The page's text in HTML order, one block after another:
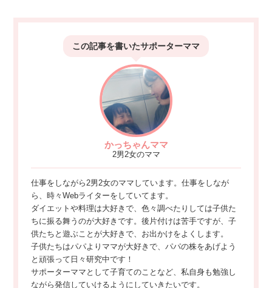
この記事を書いたサポーターママ
かっちゃんママ
2男2女のママ
仕事をしながら2男2女のママしています。仕事をしなが
ら、時々Webライターをしていてます。
ダイエットや料理は大好きで、色々調べたりしては子供た
ちに振る舞うのが大好きです。後片付けは苦手ですが、子
供たちと遊ぶことが大好きで、お出かけをよくします。
子供たちはパパよりママが大好きで、パパの株をあげよう
と頑張って日々研究中です！
サポーターママとして子育てのことなど、私自身も勉強し
ながら発信していけるようにしていきたいです。